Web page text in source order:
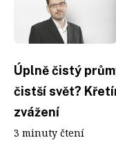
Úplně čistý
čistší svět?
zvážení
3 minuty čtení